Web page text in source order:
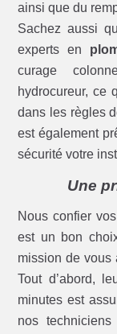
ainsi que du
Sachez aussi
experts en
curage
hydrocureur, ce
dans les règles
est également
sécurité votre
Une
Nous confier
est un bon
mission de vous
Tout d’abord,
minutes est
nos